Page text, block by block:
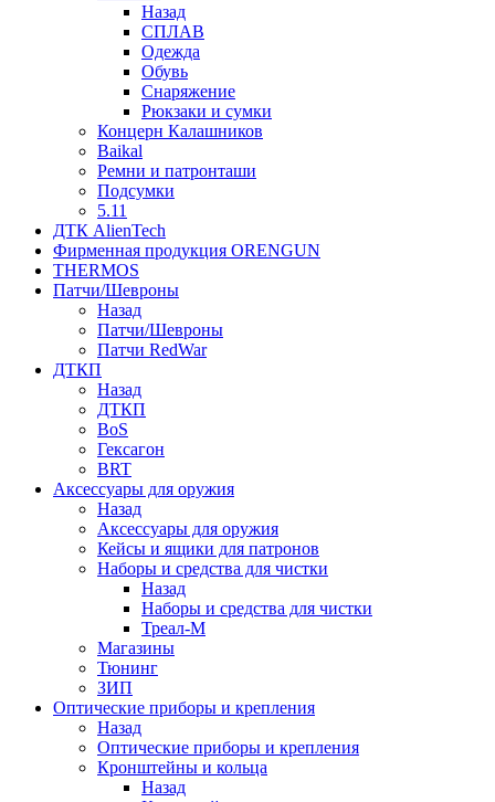
Назад
СПЛАВ
Одежда
Обувь
Снаряжение
Рюкзаки и сумки
Концерн Калашников
Baikal
Ремни и патронташи
Подсумки
5.11
ДТК AlienTech
Фирменная продукция ORENGUN
THERMOS
Патчи/Шевроны
Назад
Патчи/Шевроны
Патчи RedWar
ДТКП
Назад
ДТКП
BoS
Гексагон
BRT
Аксессуары для оружия
Назад
Аксессуары для оружия
Кейсы и ящики для патронов
Наборы и средства для чистки
Назад
Наборы и средства для чистки
Треал-М
Магазины
Тюнинг
ЗИП
Оптические приборы и крепления
Назад
Оптические приборы и крепления
Кронштейны и кольца
Назад